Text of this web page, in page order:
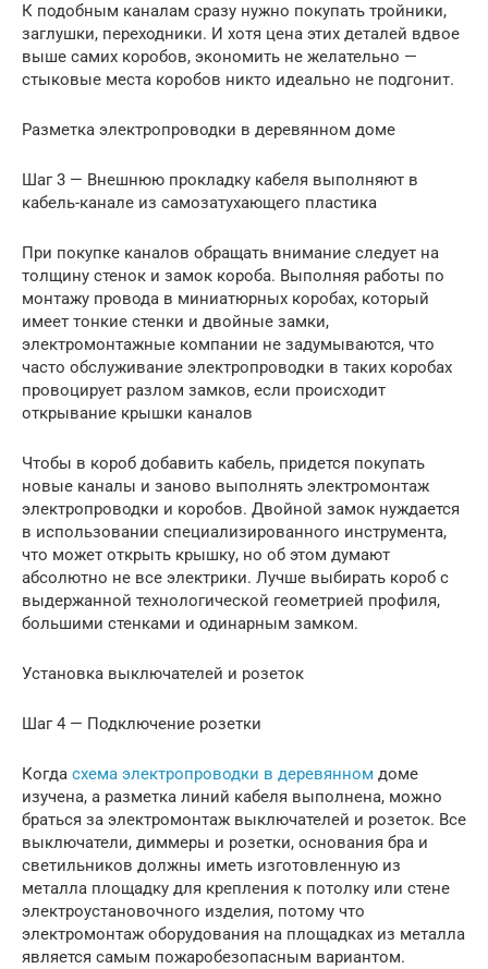
К подобным каналам сразу нужно покупать тройники,
заглушки, переходники. И хотя цена этих деталей вдвое
выше самих коробов, экономить не желательно —
стыковые места коробов никто идеально не подгонит.
Разметка электропроводки в деревянном доме
Шаг 3 — Внешнюю прокладку кабеля выполняют в
кабель-канале из самозатухающего пластика
При покупке каналов обращать внимание следует на
толщину стенок и замок короба. Выполняя работы по
монтажу провода в миниатюрных коробах, который
имеет тонкие стенки и двойные замки,
электромонтажные компании не задумываются, что
часто обслуживание электропроводки в таких коробах
провоцирует разлом замков, если происходит
открывание крышки каналов
Чтобы в короб добавить кабель, придется покупать
новые каналы и заново выполнять электромонтаж
электропроводки и коробов. Двойной замок нуждается
в использовании специализированного инструмента,
что может открыть крышку, но об этом думают
абсолютно не все электрики. Лучше выбирать короб с
выдержанной технологической геометрией профиля,
большими стенками и одинарным замком.
Установка выключателей и розеток
Шаг 4 — Подключение розетки
Когда схема электропроводки в деревянном доме
изучена, а разметка линий кабеля выполнена, можно
браться за электромонтаж выключателей и розеток. Все
выключатели, диммеры и розетки, основания бра и
светильников должны иметь изготовленную из
металла площадку для крепления к потолку или стене
электроустановочного изделия, потому что
электромонтаж оборудования на площадках из металла
является самым пожаробезопасным вариантом.